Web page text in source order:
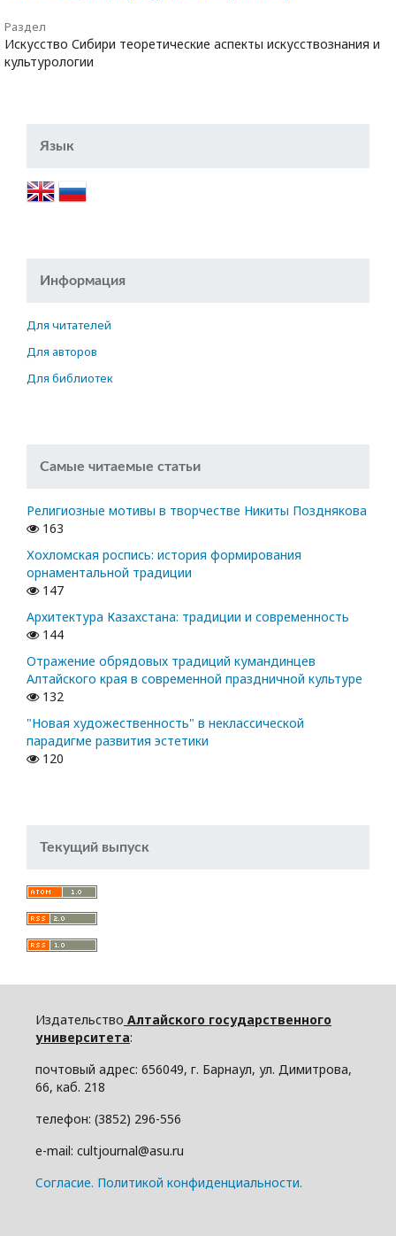
Раздел
Искусство Сибири теоретические аспекты искусствознания и
культурологии
Язык
Информация
Для читателей
Для авторов
Для библиотек
Самые читаемые статьи
Религиозные мотивы в творчестве Никиты Позднякова
163
Хохломская роспись: история формирования
орнаментальной традиции
147
Архитектура Казахстана: традиции и современность
144
Отражение обрядовых традиций кумандинцев
Алтайского края в современной праздничной культуре
132
"Новая художественность" в неклассической
парадигме развития эстетики
120
Текущий выпуск
Издательство Алтайского государственного
университета:
почтовый адрес: 656049, г. Барнаул, ул. Димитрова,
66, каб. 218
телефон: (3852) 296-556
e-mail: cultjournal@asu.ru
Cогласие. Политикой конфиденциальности.